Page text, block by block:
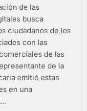
de las
busca
ciudadanos de los
con las
de las
de la
emitió estas
en una